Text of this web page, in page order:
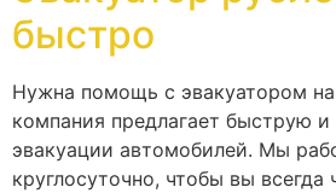
быстро
Нужна помощь с эвакуатором
компания предлагает быструю
эвакуации автомобилей. Мы
круглосуточно, чтобы вы всегда